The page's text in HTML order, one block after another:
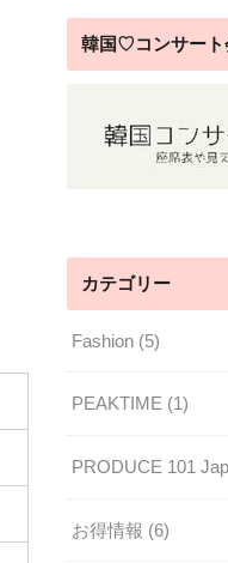
韓国♡コンサート
カテゴリー
Fashion (5)
PEAKTIME (1)
PRODUCE 101
お得情報 (6)